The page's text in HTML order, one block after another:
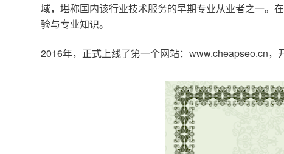
域，堪称国内该行业技术服务的早期专业从业者之一。
验与专业知识。
2016年，正式上线了第一个网站：www.cheapseo.cn，